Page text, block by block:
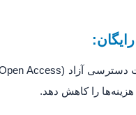
را کاهش دهد.